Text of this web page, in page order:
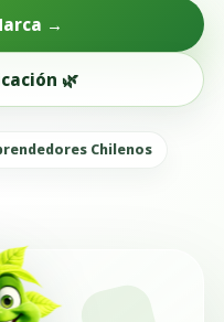
→
🌿
Chilenos